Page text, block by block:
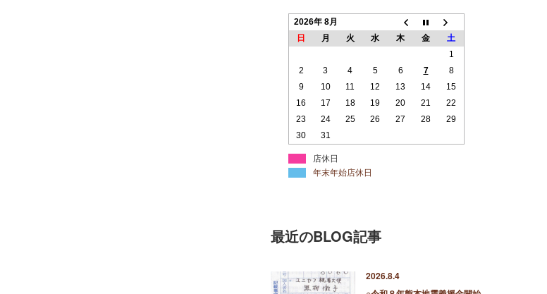
2026年 8月
日
月 火 水 木 金
土
1
2
3 4 5 6 7
8
9
10 11 12 13 14
15
16
17 18 19 20 21
22
23
24 25 26 27 28
29
30
31
店休日
年末年始店休日
最近のBLOG記事
2026.8.4